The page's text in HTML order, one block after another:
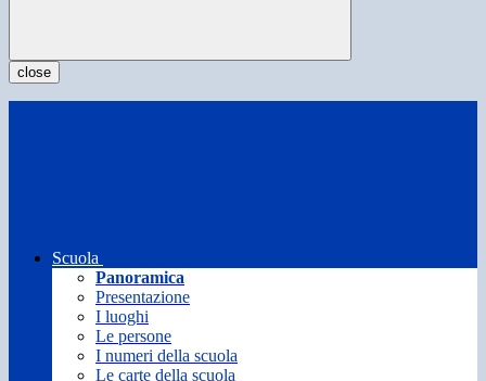
close
Scuola
Panoramica
Presentazione
I luoghi
Le persone
I numeri della scuola
Le carte della scuola